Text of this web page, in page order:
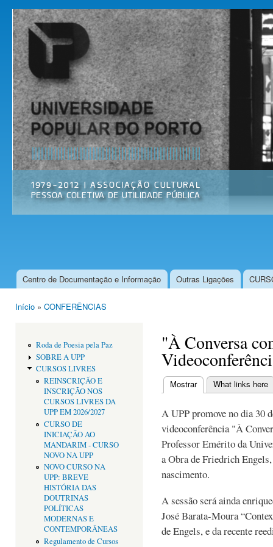
Universidade
Popular do
Porto
Associação
Cultural
Menu principal
Centro de Documentação e Informação Outras Ligações
Início » CONFERÊNCIAS
Roda de Poesia pela Paz
SOBRE A UPP
CURSOS LIVRES
REINSCRIÇÃO E
INSCRIÇÃO NOS
CURSOS LIVRES DA
UPP EM 2026/2027
CURSO DE
INICIAÇÃO AO
MANDARIM - CURSO
NOVO NA UPP
NOVO CURSO NA
UPP: BREVE
HISTÓRIA DAS
DOUTRINAS
POLÍTICAS
MODERNAS E
CONTEMPORÂNEAS
Regulamento de Cursos
"À Conversa
Separadores
Mostrar(separador ativo)
What links here
A UPP promove no dia 30
videoconferência "À
Professor Emérito da
a Obra de Friedrich
nascimento.
A sessão será ainda
José Barata-Moura
de Engels, e da recente